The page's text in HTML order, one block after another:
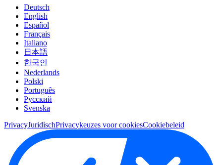
Deutsch
English
Español
Français
Italiano
日本語
한국인
Nederlands
Polski
Português
Pусский
Svenska
PrivacyJuridischPrivacykeuzes voor cookiesCookiebeleid